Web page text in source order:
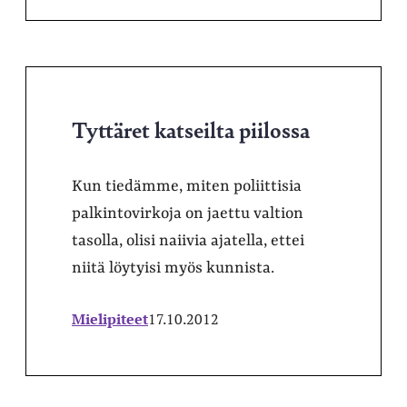
Tyttäret katseilta piilossa
Kun tiedämme, miten poliittisia
palkintovirkoja on jaettu valtion
tasolla, olisi naiivia ajatella, ettei
niitä löytyisi myös kunnista.
Mielipiteet17.10.2012